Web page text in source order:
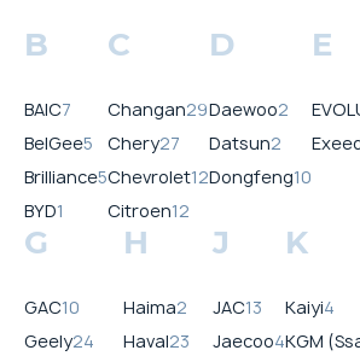
B
BAIC7
BelGee5
Brilliance5
BYD1
C
Changan29
Chery27
Chevrolet12
Citroen12
D
Daewoo2
Datsun2
Dongfeng10
E
G
GAC10
Geely24
H
Haima2
Haval23
J
JAC13
Jaecoo4
K
Kaiyi4
KGM